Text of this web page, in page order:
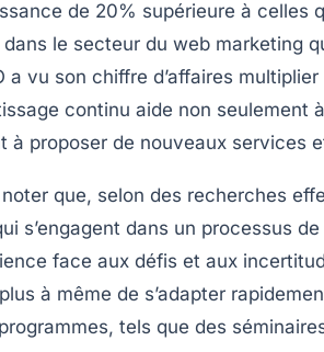
de 20% supérieure à celles
le secteur du web marketing
vu son chiffre d’affaires
continu aide non seulement
à proposer de nouveaux services
que, selon des recherches
s’engagent dans un processus de
face aux défis et aux
à même de s’adapter
tels que des